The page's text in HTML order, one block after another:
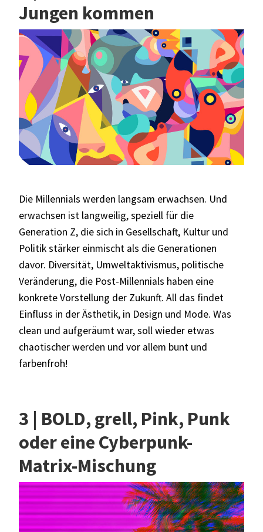
Jungen kommen
Die Millennials werden langsam erwachsen. Und
erwachsen ist langweilig, speziell für die
Generation Z, die sich in Gesellschaft, Kultur und
Politik stärker einmischt als die Generationen
davor. Diversität, Umweltaktivismus, politische
Veränderung, die Post-Millennials haben eine
konkrete Vorstellung der Zukunft. All das findet
Einfluss in der Ästhetik, in Design und Mode. Was
clean und aufgeräumt war, soll wieder etwas
chaotischer werden und vor allem bunt und
farbenfroh!
3 | BOLD, grell, Pink, Punk
oder eine Cyberpunk-
Matrix-Mischung